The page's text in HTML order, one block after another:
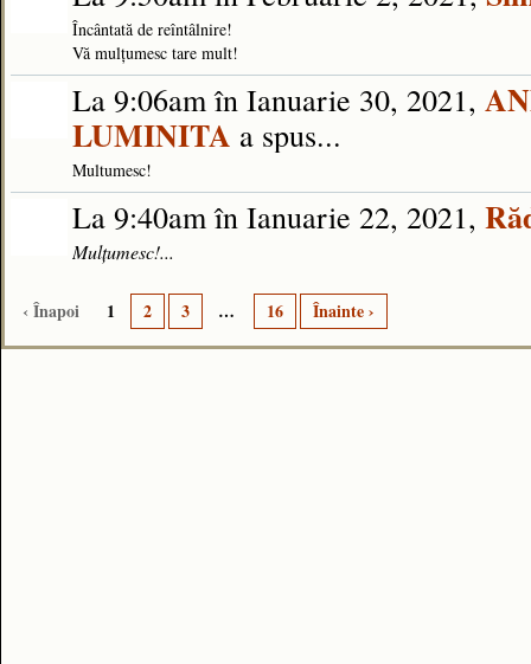
Încântată de reîntâlnire!
Vă mulțumesc tare mult!
La 9:06am în Ianuarie 30, 2021,
LUMINITA a spus...
Multumesc!
La 9:40am în Ianuarie 22, 2021,
Mulțumesc!...
‹ Înapoi 1 2 3 … 16 Înainte ›